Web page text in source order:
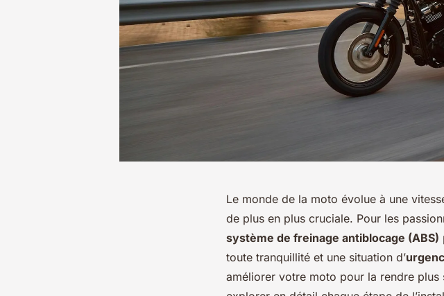
Le monde de la moto évolue à une
de plus en plus cruciale. Pour les
système de freinage antiblocage (ABS)
toute tranquillité et une situation d’
améliorer votre moto pour la rendre